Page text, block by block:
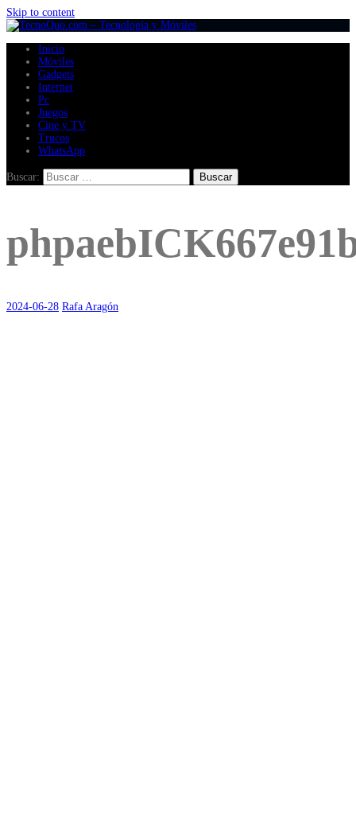
Skip to content
Inicio
Móviles
Gadgets
Internet
Pc
Juegos
Cine y TV
Trucos
WhatsApp
Buscar:
2024-06-28 Rafa Aragón